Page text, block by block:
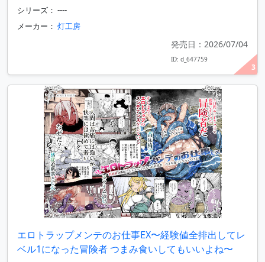
3
シリーズ： ----
メーカー： 灯工房
発売日：2026/07/04
ID: d_647759
エロトラップメンテのお仕事EX〜経験値全排出してレ
ベル1になった冒険者 つまみ食いしてもいいよね〜